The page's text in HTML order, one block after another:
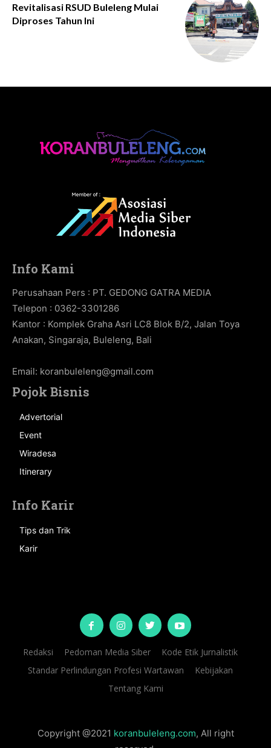
Revitalisasi RSUD Buleleng Mulai
Diproses Tahun Ini
Info Kami
Perusahaan Pers : PT. GEDONG GATRA MEDIA
Telepon : 0362-3301286
Kantor : Komplek Graha Asri LC8 Blok B/2, Jalan Toya
Anakan, Singaraja, Buleleng, Bali
Email: koranbuleleng@gmail.com
Pojok Bisnis
Advertorial
Event
Wiradesa
Itinerary
Info Karir
Tips dan Trik
Karir
Redaksi Pedoman Media Siber
Kode Etik Jurnalistik
Standar Perlindungan Profesi Wartawan
Kebijakan
Tentang Kami
Copyright @2021 koranbuleleng.com, All right